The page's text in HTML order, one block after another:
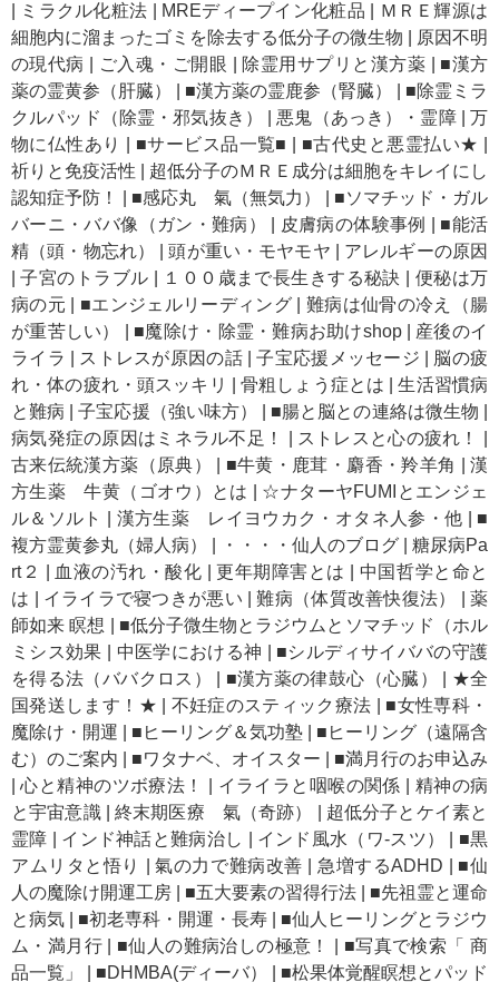
ミラクル化粧法 MREディープイン化粧品
ＭＲＥ輝源は
細胞内に溜まったゴミを除去する低分子の微生物
原因不明
の現代病
ご入魂・ご開眼 除霊用サプリと漢方薬
■漢方
薬の霊黄参（肝臓）
■漢方薬の霊鹿参（腎臓）
■除霊ミラ
クルパッド（除霊・邪気抜き）
悪鬼（あっき）・霊障|万
物に仏性あり
■サービス品一覧■ ■古代史と悪霊払い★
祈りと免疫活性
超低分子のＭＲＥ成分は細胞をキレイにし
認知症予防！
■感応丸 氣（無気力）
■ソマチッド・ガル
バーニ・ババ像（ガン・難病）
皮膚病の体験事例
■能活
精（頭・物忘れ）
|頭が重い・モヤモヤ
アレルギーの原因
|子宮のトラブル １００歳まで長生きする秘訣
便秘は万
病の元
■エンジェルリーディング
難病は仙骨の冷え（腸
が重苦しい）
■魔除け・除霊・難病お助けshop| 産後のイ
ライラ
ストレスが原因の話|子宝応援メッセージ
脳の疲
れ・体の疲れ・頭スッキリ
|骨粗しょう症とは |生活習慣病
と難病 |子宝応援（強い味方） ■腸と脳との連絡は微生物
病気発症の原因はミネラル不足！
ストレスと心の疲れ！
古来伝統漢方薬（原典）
■牛黄・鹿茸・麝香・羚羊角 |漢
方生薬 牛黄（ゴオウ）とは
☆ナターヤFUMIとエンジェ
ル＆ソルト
漢方生薬 レイヨウカク・オタネ人参・他
■
複方霊黄参丸（婦人病）
・・・・仙人のブログ
糖尿病Pa
rt２
血液の汚れ・酸化 |更年期障害とは
中国哲学と命と
は
イライラで寝つきが悪い |難病（体質改善快復法） |薬
師如来 瞑想
■低分子微生物とラジウムとソマチッド（ホル
ミシス効果
中医学における神
■シルディサイババの守護
を得る法（ババクロス）
■漢方薬の律鼓心（心臓）
★全
国発送します！★
不妊症のスティック療法
■女性専科・
魔除け・開運
■ヒーリング＆気功塾
■ヒーリング（遠隔含
む）のご案内
■ワタナベ、オイスター
■満月行のお申込み
|心と精神のツボ療法！ イライラと咽喉の関係
精神の病
と宇宙意識|終末期医療 氣（奇跡）
超低分子とケイ素と
霊障
インド神話と難病治し インド風水（ワ-スツ）
■黒
アムリタと悟り
|氣の力で難病改善 急増するADHD
■仙
人の魔除け開運工房
■五大要素の習得行法
■先祖霊と運命
と病気
■初老専科・開運・長寿
■仙人ヒーリングとラジウ
ム・満月行
■仙人の難病治しの極意！
■写真で検索「 商
品一覧」
■DHMBA(ディーバ） ■松果体覚醒瞑想とパッド